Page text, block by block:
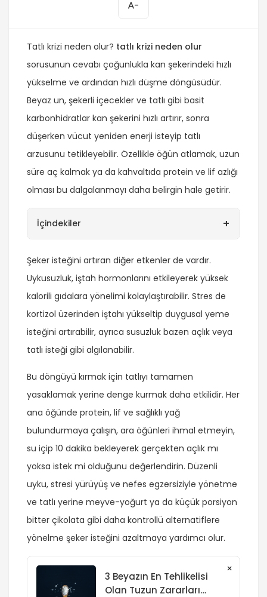
-
Tatlı krizi neden olur? tatlı krizi neden olur
sorusunun cevabı çoğunlukla kan şekerindeki hızlı
yükselme ve ardından hızlı düşme döngüsüdür.
Beyaz un, şekerli içecekler ve tatlı gibi basit
karbonhidratlar kan şekerini hızlı artırır, sonra
düşerken vücut yeniden enerji isteyip tatlı
arzusunu tetikleyebilir. Özellikle öğün atlamak, uzun
süre aç kalmak ya da kahvaltıda protein ve lif azlığı
olması bu dalgalanmayı daha belirgin hale getirir.
İçindekiler +
Şeker isteğini artıran diğer etkenler de vardır.
Uykusuzluk, iştah hormonlarını etkileyerek yüksek
kalorili gıdalara yönelimi kolaylaştırabilir. Stres de
kortizol üzerinden iştahı yükseltip duygusal yeme
isteğini artırabilir, ayrıca susuzluk bazen açlık veya
tatlı isteği gibi algılanabilir.
Bu döngüyü kırmak için tatlıyı tamamen
yasaklamak yerine denge kurmak daha etkilidir. Her
ana öğünde protein, lif ve sağlıklı yağ
bulundurmaya çalışın, ara öğünleri ihmal etmeyin,
su içip 10 dakika bekleyerek gerçekten açlık mı
yoksa istek mi olduğunu değerlendirin. Düzenli
uyku, stresi yürüyüş ve nefes egzersiziyle yönetme
ve tatlı yerine meyve-yoğurt ya da küçük porsiyon
bitter çikolata gibi daha kontrollü alternatiflere
yönelme şeker isteğini azaltmaya yardımcı olur.
3 Beyazın En Tehlikelisi
Olan Tuzun Zararları
×